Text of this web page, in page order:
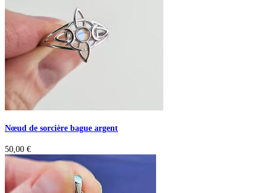
Nœud de sorcière bague argent
50,00 €